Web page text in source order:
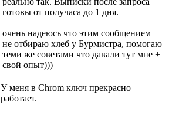
готовы от получаса до 1 дня.
очень надеюсь что этим сообщением
не отбираю хлеб у Бурмистра, помогаю
теми же советами что давали тут мне +
свой опыт)))
У меня в Chrom ключ прекрасно
работает.